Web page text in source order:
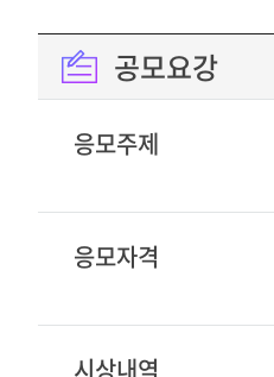
공모요강
응모주제
응모자격
시상내역